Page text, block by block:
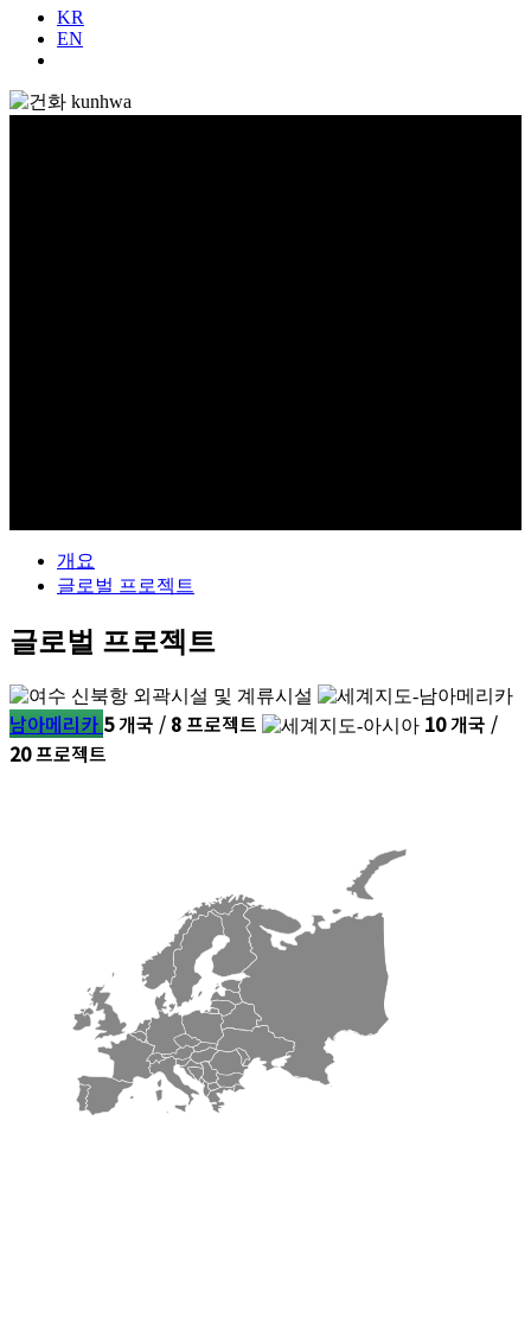
KR
EN
개요
글로벌 프로젝트
글로벌 프로젝트
남아메리카 5개국 / 8프로젝트 10개국 /
20프로젝트